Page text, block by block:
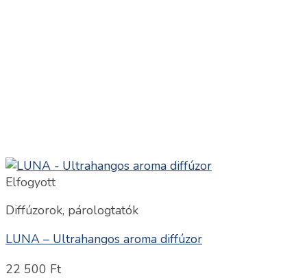
Elfogyott
Diffúzorok, párologtatók
LUNA – Ultrahangos aroma diffúzor
22 500 Ft